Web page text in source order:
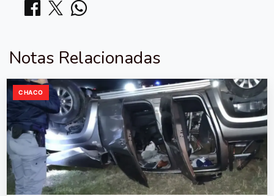
Notas Relacionadas
CHACO